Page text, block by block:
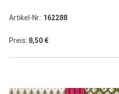
Artikel-Nr.: 162288
Preis: 8,50 €